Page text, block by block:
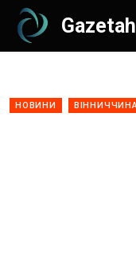
НОВИНИ